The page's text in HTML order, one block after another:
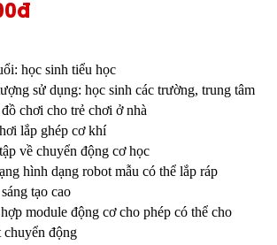
học sinh tiểu học
sử dụng: học sinh các trường, trung tâm
chơi cho trẻ chơi ở nhà
lắp ghép cơ khí
về chuyển động cơ học
hình dạng robot mẫu có thể lắp ráp
tạo cao
module động cơ cho phép có thể cho
chuyển động